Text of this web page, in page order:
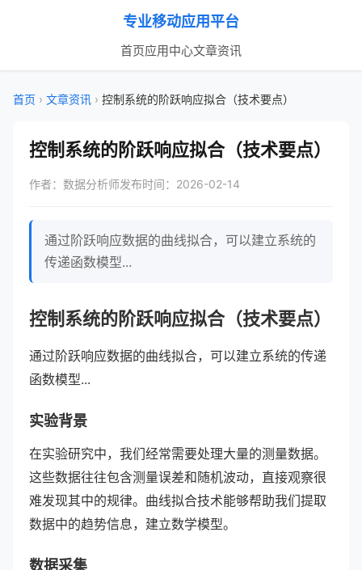
专业移动应用平台
首页应用中心文章资讯
首页 › 文章资讯 › 控制系统的阶跃响应拟合（技术要点）
控制系统的阶跃响应拟合（技术要点）
作者：数据分析师发布时间：2026-02-14
通过阶跃响应数据的曲线拟合，可以建立系统的
传递函数模型...
控制系统的阶跃响应拟合（技术要点）
通过阶跃响应数据的曲线拟合，可以建立系统的传递
函数模型...
实验背景
在实验研究中，我们经常需要处理大量的测量数据。
这些数据往往包含测量误差和随机波动，直接观察很
难发现其中的规律。曲线拟合技术能够帮助我们提取
数据中的趋势信息，建立数学模型。
数据采集